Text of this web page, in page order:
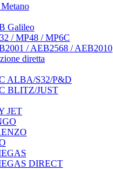
Galileo
/ MP48 / MP6C
/ AEB2568 / AEB2010
diretta
ALBA/S32/P&D
BLITZ/JUST
JET
DIRECT